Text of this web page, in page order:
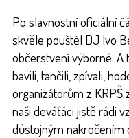
Po slavnostní oficiální
skvěle pouštěl DJ Ivo
občerstvení výborné. A
bavili, tančili, zpívali,
organizátorům z KRPŠ
naši deváťáci jistě rádi
důstojným nakročením